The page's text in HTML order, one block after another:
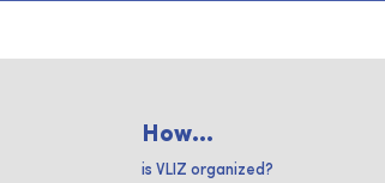
How...
is VLIZ organized?